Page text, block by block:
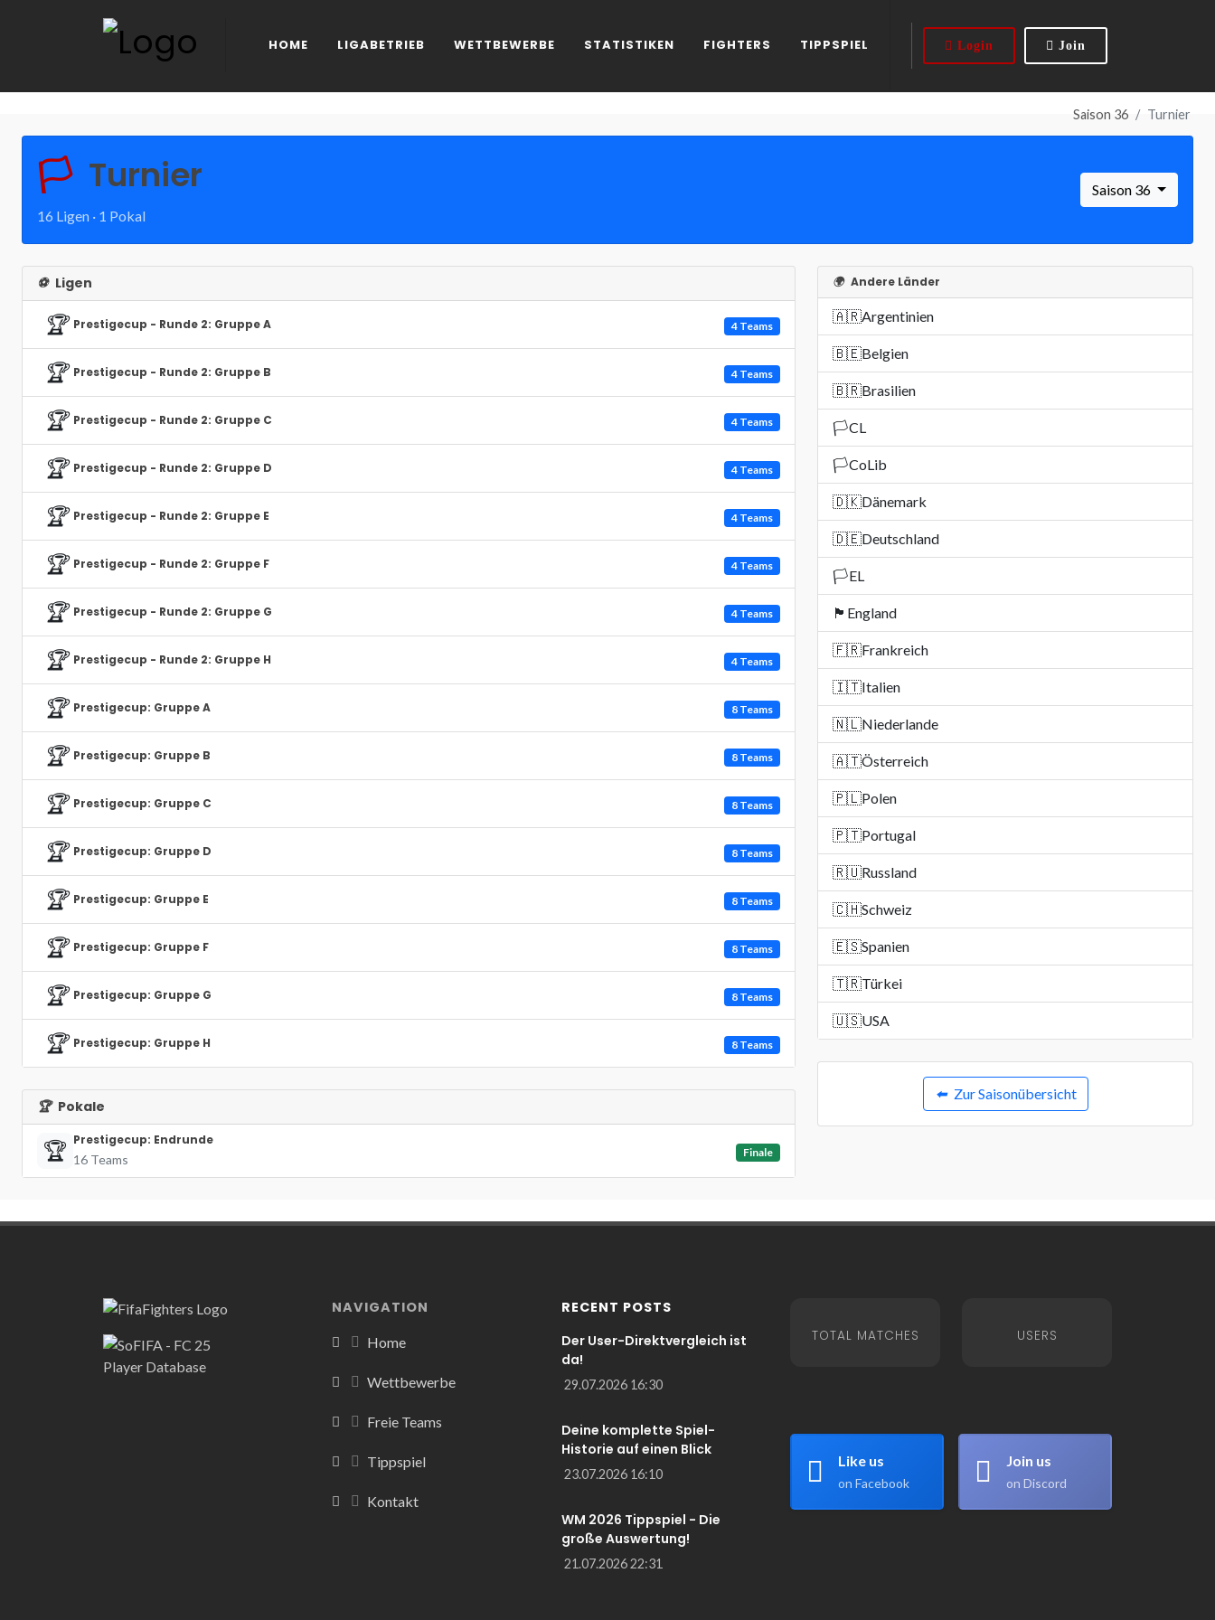
Login Join
HOME LIGABETRIEB WETTBEWERBE STATISTIKEN FIGHTERS TIPPSPIEL
Saison 36 Turnier
🏳️ Turnier
16 Ligen · 1 Pokal
Saison 36
⚽ Ligen
🏆 Prestigecup - Runde 2: Gruppe A 4 Teams
🏆 Prestigecup - Runde 2: Gruppe B 4 Teams
🏆 Prestigecup - Runde 2: Gruppe C 4 Teams
🏆 Prestigecup - Runde 2: Gruppe D 4 Teams
🏆 Prestigecup - Runde 2: Gruppe E 4 Teams
🏆 Prestigecup - Runde 2: Gruppe F 4 Teams
🏆 Prestigecup - Runde 2: Gruppe G 4 Teams
🏆 Prestigecup - Runde 2: Gruppe H 4 Teams
🏆 Prestigecup: Gruppe A 8 Teams
🏆 Prestigecup: Gruppe B 8 Teams
🏆 Prestigecup: Gruppe C 8 Teams
🏆 Prestigecup: Gruppe D 8 Teams
🏆 Prestigecup: Gruppe E 8 Teams
🏆 Prestigecup: Gruppe F 8 Teams
🏆 Prestigecup: Gruppe G 8 Teams
🏆 Prestigecup: Gruppe H 8 Teams
🏆 Pokale
🏆 Prestigecup: Endrunde
16 Teams
Finale
🌍 Andere Länder
🇦🇷Argentinien
🇧🇪Belgien
🇧🇷Brasilien
🏳️CL
🏳️CoLib
🇩🇰Dänemark
🇩🇪Deutschland
🏳️EL
🏴󠁧󠁢󠁥󠁮󠁧󠁿 England
🇫🇷Frankreich
🇮🇹Italien
🇳🇱Niederlande
🇦🇹Österreich
🇵🇱Polen
🇵🇹Portugal
🇷🇺Russland
🇨🇭Schweiz
🇪🇸Spanien
🇹🇷Türkei
🇺🇸USA
⬅️ Zur Saisonübersicht
NAVIGATION
Home
Wettbewerbe
Freie Teams
Tippspiel
Kontakt
RECENT POSTS
Der User-Direktvergleich ist
da!
29.07.2026 16:30
Deine komplette Spiel-
Historie auf einen Blick
23.07.2026 16:10
WM 2026 Tippspiel - Die
große Auswertung!
21.07.2026 22:31
TOTAL MATCHES USERS
Like us
on Facebook
Join us
on Discord